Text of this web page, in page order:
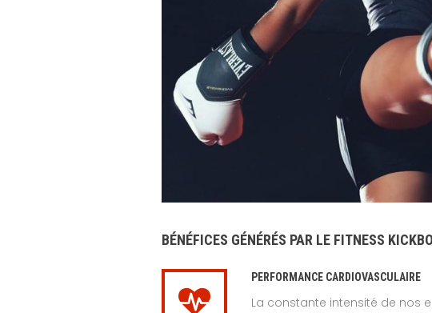
BÉNÉFICES GÉNÉRÉS PAR LE FITNESS
PERFORMANCE CARDIOVASCULAIRE
La constante intensité de nos